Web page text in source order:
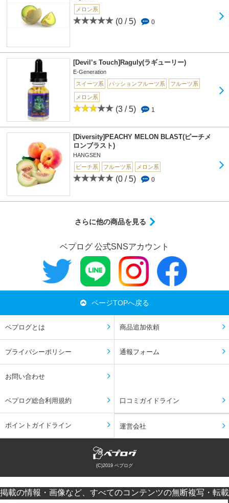
メロン系
(0 / 5) 0
[Devil’s Touch]Raguly(ラギューリー)
E-Generation
スイーツ系
パッションフルーツ系 フルーツ系
メロン系
(3 / 5) 1
[Diversity]PEACHY MELON BLAST(ピーチメ
ロンブラスト)
HANGSEN
ピーチ系
フルーツ系 メロン系
(0 / 5) 0
さらに他の商品を見る
ベプログ 公式SNSアカウント
ページTOPへ戻る
ベプログとは 商品追加依頼
プライバシーポリシー 通報フォーム
お問い合わせ
ベプログ総合利用規約 口コミガイドライン
ポイントガイドライン 運営会社
(C)2019 ベプログ
掲載の情報・画像など、すべてのコンテンツの無断複写・転載